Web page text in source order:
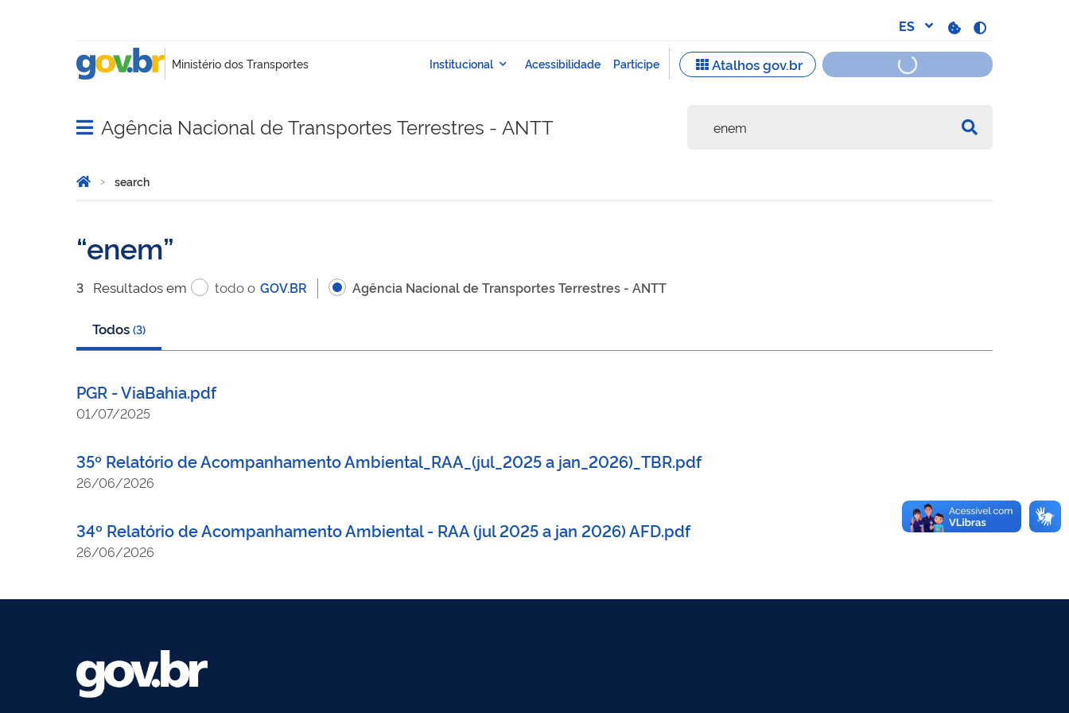
Abrir menu principal de navegação
Agência Nacional de Transportes Terrestres - ANTT
Você está aqui:
Iniciosearch
enem
3 Resultadosem todo o GOV.BR Agência Nacional de Transportes Terrestres - ANTT
Todos (3)
PGR - ViaBahia.pdf
01/07/2025
35º Relatório de Acompanhamento Ambiental_RAA_(jul_2025 a jan_2026)_TBR.pdf
26/06/2026
34º Relatório de Acompanhamento Ambiental - RAA (jul 2025 a jan 2026) AFD.pdf
26/06/2026